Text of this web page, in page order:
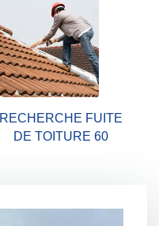
RECHERCHE FUITE
DE TOITURE 60